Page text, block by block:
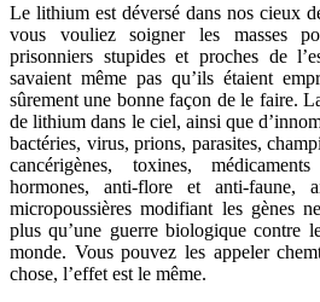
Le lithium est déversé dans nos cieux
vous vouliez soigner les masses
prisonniers stupides et proches de
savaient même pas qu’ils étaient
sûrement une bonne façon de le faire.
de lithium dans le ciel, ainsi que
bactéries, virus, prions, parasites,
cancérigènes, toxines,
hormones, anti-flore et anti-faune,
micropoussières modifiant les gènes
plus qu’une guerre biologique contre
monde. Vous pouvez les appeler
chose, l’effet est le même.